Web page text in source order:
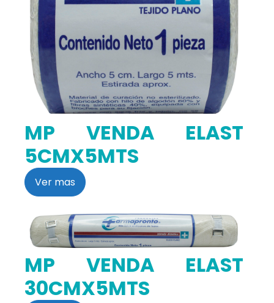
MP VENDA ELAST
5CMX5MTS
Ver mas
MP VENDA ELAST
30CMX5MTS